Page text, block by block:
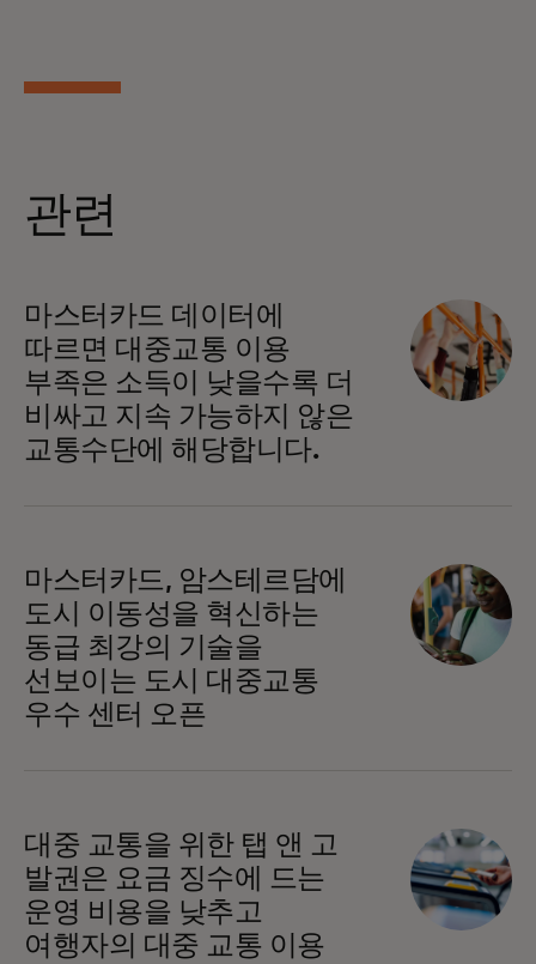
관련
마스터카드 데이터에
따르면 대중교통 이용
부족은 소득이 낮을수록 더
비싸고 지속 가능하지 않은
교통수단에 해당합니다.
마스터카드, 암스테르담에
도시 이동성을 혁신하는
동급 최강의 기술을
선보이는 도시 대중교통
우수 센터 오픈
대중 교통을 위한 탭 앤 고
발권은 요금 징수에 드는
운영 비용을 낮추고
여행자의 대중 교통 이용